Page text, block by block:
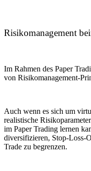
Risikomanagement
Im Rahmen des Paper
von Risikomanagement-
Auch wenn es sich um
realistische
im Paper Trading lernen
diversifizieren, Stop-Loss-
Trade zu begrenzen.